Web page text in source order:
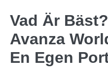
Vad Är
Avanza
En Egen